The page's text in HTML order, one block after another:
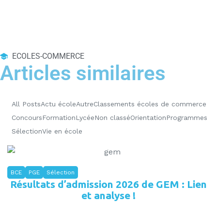
ECOLES-COMMERCE
Articles similaires
All PostsActu écoleAutreClassements écoles de commerce
ConcoursFormationLycéeNon classéOrientationProgrammes
SélectionVie en école
BCE PGE Sélection
Résultats d’admission 2026 de GEM : Lien
et analyse !